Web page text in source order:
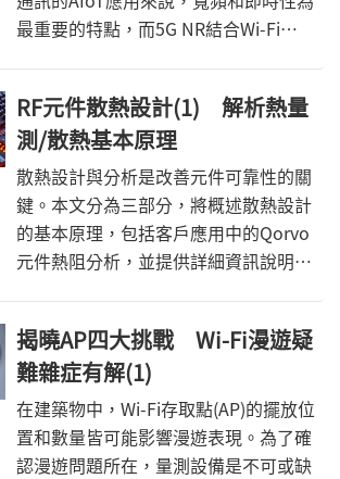
最重要的特點，而5G NR結合Wi-Fi
RF元件散熱設計(1) 解析熱量
測/散熱基本原理
散熱設計與分析是改善元件可靠性的關
鍵。本文分為三部分，將概述散熱設計
的基本原理，包括客戶應用中的Qorvo
元件熱阻分析，並提供詳細資訊說明，
揭曉AP四大挑戰 Wi-Fi漫遊疑
難雜症有解(1)
在建築物中，Wi-Fi存取點(AP)的擺放位
置和數量皆可能影響漫遊表現。為了確
認漫遊問題所在，量測設備是不可或缺